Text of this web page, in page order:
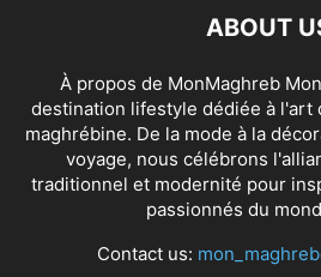
ABOUT
À propos de MonMaghreb
destination lifestyle dédiée à l'art
maghrébine. De la mode à la
voyage, nous célébrons
traditionnel et modernité pour
passionnés du
Contact us: